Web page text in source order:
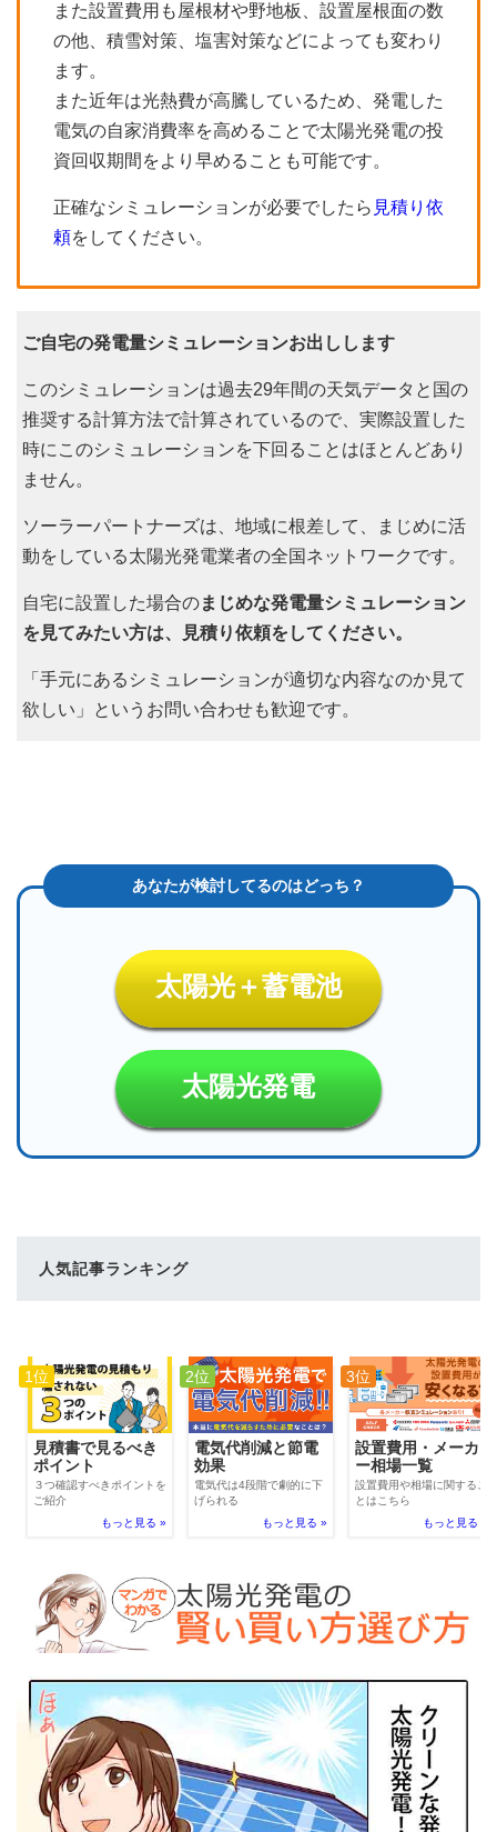
また設置費用も屋根材や野地板、設置屋根面の数
の他、積雪対策、塩害対策などによっても変わり
ます。
また近年は光熱費が高騰しているため、発電した
電気の自家消費率を高めることで太陽光発電の投
資回収期間をより早めることも可能です。
正確なシミュレーションが必要でしたら 見積り依
頼をしてください。
ご自宅の発電量シミュレーションお出しします
このシミュレーションは過去29年間の天気データと国の
推奨する計算方法で計算されているので、実際設置した
時にこのシミュレーションを下回ることはほとんどあり
ません。
ソーラーパートナーズは、地域に根差して、まじめに活
動をしている太陽光発電業者の全国ネットワークです。
自宅に設置した場合のまじめな発電量シミュレーション
を見てみたい方は、見積り依頼をしてください。
「手元にあるシミュレーションが適切な内容なのか見て
欲しい」というお問い合わせも歓迎です。
太陽光＋蓄電池
太陽光発電
人気記事ランキング
1位
見積書で見るべき
ポイント
３つ確認すべきポイントを
ご紹介
もっと見る »
2位
電気代削減と節電
効果
電気代は4段階で劇的に下
げられる
もっと見る »
3位
設置費用・メーカ
ー相場一覧
設置費用や相場に関するこ
とはこちら
もっと見る »